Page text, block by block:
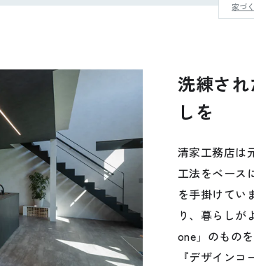
公式SNSをチェック
家づ
洗練さ
しを
清家工務店は
工法をベース
を手掛けてい
り、暮らしが
one」のもの
『デザイン